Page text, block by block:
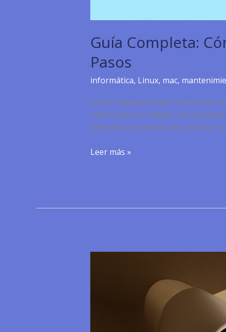
Guía Completa:
Pasos
informática, Linux, mac,
Guía Completa: Cómo Solucionar
interrumpe tu trabajo, tus estudios
enfrentar problemas de conexión
Guía
Lenta
Leer más »